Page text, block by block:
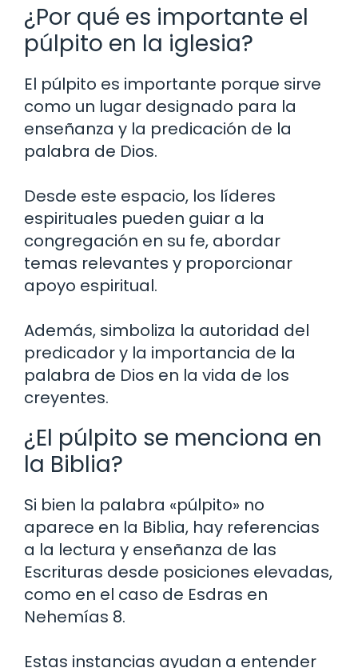
¿Por qué es importante el
púlpito en la iglesia?
El púlpito es importante porque sirve
como un lugar designado para la
enseñanza y la predicación de la
palabra de Dios.
Desde este espacio, los líderes
espirituales pueden guiar a la
congregación en su fe, abordar
temas relevantes y proporcionar
apoyo espiritual.
Además, simboliza la autoridad del
predicador y la importancia de la
palabra de Dios en la vida de los
creyentes.
¿El púlpito se menciona en
la Biblia?
Si bien la palabra «púlpito» no
aparece en la Biblia, hay referencias
a la lectura y enseñanza de las
Escrituras desde posiciones elevadas,
como en el caso de Esdras en
Nehemías 8.
Estas instancias ayudan a entender